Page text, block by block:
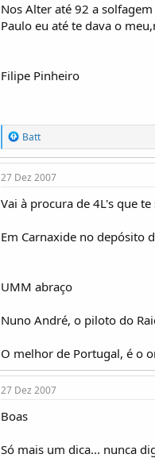
Nos Alter até 92 a
Paulo eu até te dava o
Filipe Pinheiro
R
e
a
ç
e
s
Batt
27 Dez 2007
Vai à procura de 4L's que
Em Carnaxide no depósito
UMM abraço
Nuno André, o piloto do
O melhor de Portugal, é o
27 Dez 2007
Boas
Só mais um dica... nunca